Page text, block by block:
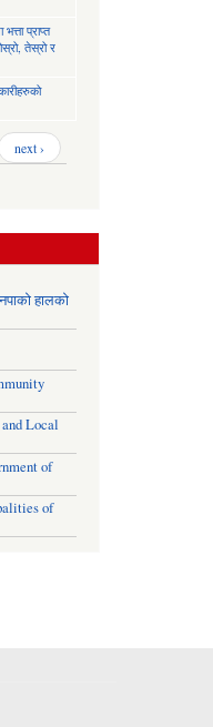
प्राप्त
तेस्रो र
next ›
हालको
Local
of
of